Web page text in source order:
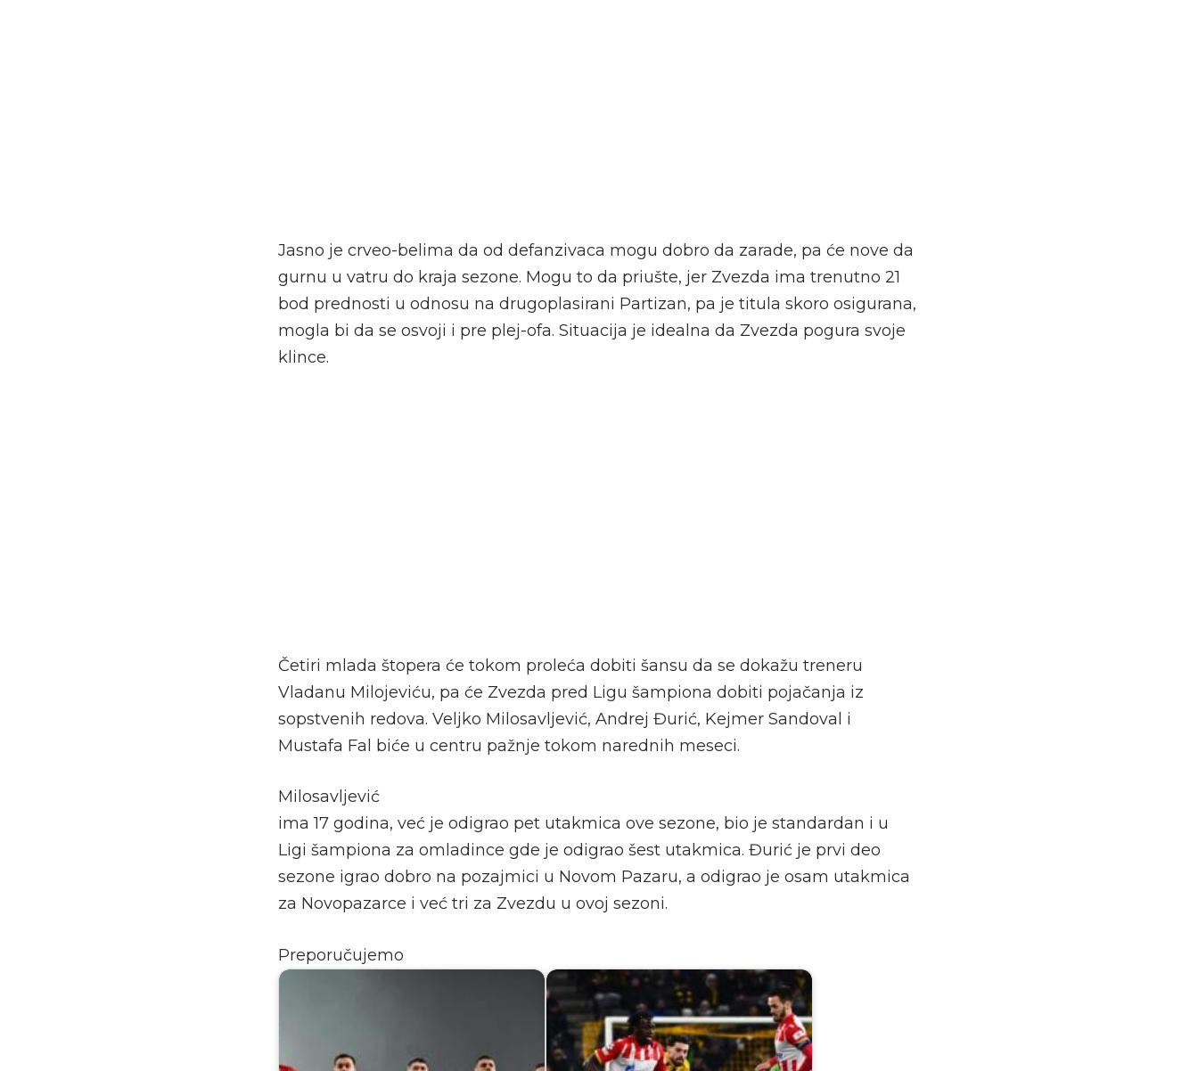
Jasno je crveo-belima da od defanzivaca mogu dobro da zarade, pa će nove da
gurnu u vatru do kraja sezone. Mogu to da priušte, jer Zvezda ima trenutno 21
bod prednosti u odnosu na drugoplasirani Partizan, pa je titula skoro osigurana,
mogla bi da se osvoji i pre plej-ofa. Situacija je idealna da Zvezda pogura svoje
klince.
Četiri mlada štopera će tokom proleća dobiti šansu da se dokažu treneru
Vladanu Milojeviću, pa će Zvezda pred Ligu šampiona dobiti pojačanja iz
sopstvenih redova. Veljko Milosavljević, Andrej Đurić, Kejmer Sandoval i
Mustafa Fal biće u centru pažnje tokom narednih meseci.
Milosavljević
ima 17 godina, već je odigrao pet utakmica ove sezone, bio je standardan i u
Ligi šampiona za omladince gde je odigrao šest utakmica. Đurić je prvi deo
sezone igrao dobro na pozajmici u Novom Pazaru, a odigrao je osam utakmica
za Novopazarce i već tri za Zvezdu u ovoj sezoni.
Preporučujemo